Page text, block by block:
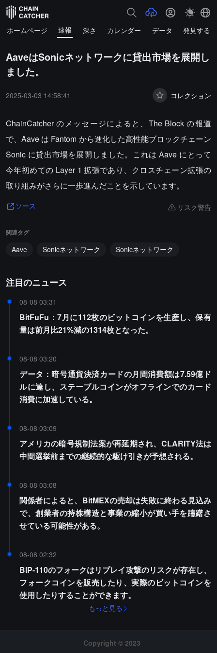
ホームページ 速報 深さ カレンダー データ 発見する
AaveはSonicネットワークに貸出市場を展開し
ました。
2025-03-03 14:58:41 コレクション
ChainCatcher のメッセージによると、The Block の報道
で、Aave は Fantom から進化した高性能ブロックチェーン
Sonic に貸出市場を展開しました。これは Aave にとって
今年初めての Layer 1 拡張であり、クロスチェーン拡張の
取り組みがさらに一歩進んだことを示しています。
ソース リスク警告
関連タグ
Aave Sonicネットワーク Sonicネットワーク
注目のニュース
08-08 03:31
BitFuFu：7月に112枚のビットコインを生産し、保有
量は前月比21%減の1314枚となった。
08-08 03:20
データ：暗号通貨決済カードの月間消費額は7.59億ド
ルに達し、ステーブルコインがオフラインでのカード
消費に加速している。
08-08 03:09
アメリカの暗号規制法案が再延期され、CLARITY法は
中間選挙前までの継続的な駆け引きが予想される。
08-08 03:08
関係者によると、BitMEXの売却は失敗に終わる見込み
で、創業者の持株構造と事業の縮小が買い手を躊躇さ
せている可能性がある。
08-08 02:32
BIP-110のフォークはリプレイ攻撃のリスクが存在し、
フォークコインを販売したり、実際のビットコインを
使用したりすることができます。
もっと見る
Copyright © 2023